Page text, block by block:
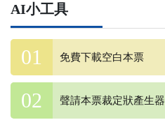
AI小工具
免費下載空白本票
聲請本票裁定狀產生器